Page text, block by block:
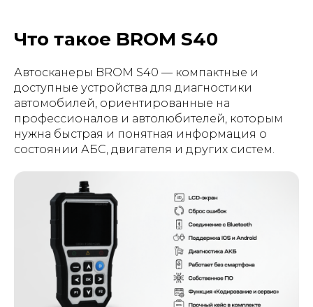
Что такое BROM S40
Автосканеры BROM S40 — компактные и
доступные устройства для диагностики
автомобилей, ориентированные на
профессионалов и автолюбителей, которым
нужна быстрая и понятная информация о
состоянии АБС, двигателя и других систем.